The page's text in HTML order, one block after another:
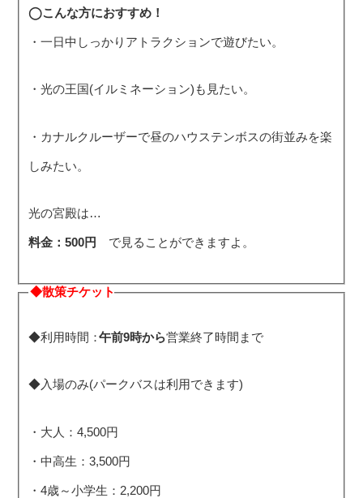
◯こんな方におすすめ！
・一日中しっかりアトラクションで遊びたい。
・光の王国(イルミネーション)も見たい。
・カナルクルーザーで昼のハウステンボスの街並みを楽
しみたい。
光の宮殿は…
料金：500円 で見ることができますよ。
◆散策チケット
◆利用時間：午前9時から営業終了時間まで
◆入場のみ(パークバスは利用できます)
・大人：4,500円
・中高生：3,500円
・4歳～小学生：2,200円